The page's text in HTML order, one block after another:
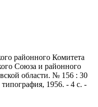
районного Комитета
Союза и районного
области. № 156 : 30
типография, 1956. - 4 с. -